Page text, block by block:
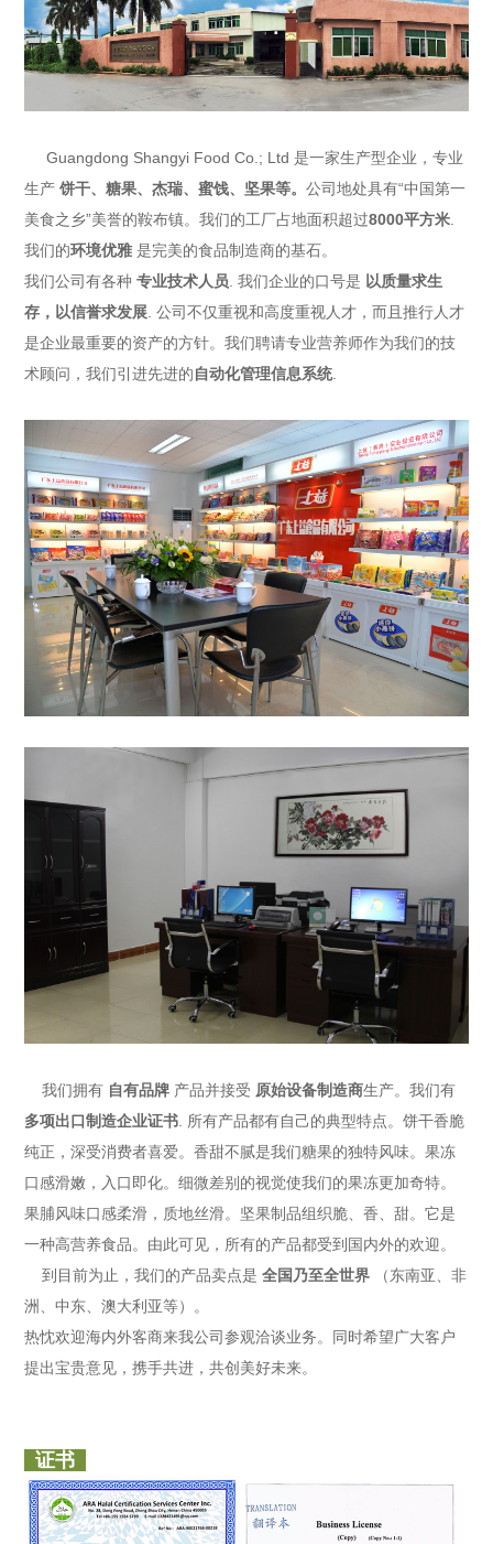
Guangdong Shangyi Food Co.; Ltd 是一家生产型企业，专业
生产饼干、糖果、杰瑞、蜜饯、坚果等。公司地处具有“中国第一
美食之乡”美誉的鞍布镇。我们的工厂占地面积超过8000平方米
我们的环境优雅 是完美的食品制造商的基石。
我们公司有各种 专业技术人员 . 我们企业的口号是 以质量求生
存，以信誉求发展 . 公司不仅重视和高度重视人才，而且推行人才
是企业最重要的资产的方针。我们聘请专业营养师作为我们的技
术顾问，我们引进先进的自动化管理信息系统.
我们拥有 自有品牌 产品并接受 原始设备制造商生产。我们有
多项出口制造企业证书 . 所有产品都有自己的典型特点。饼干香脆
纯正，深受消费者喜爱。香甜不腻是我们糖果的独特风味。果冻
口感滑嫩，入口即化。细微差别的视觉使我们的果冻更加奇特。
果脯风味口感柔滑，质地丝滑。坚果制品组织脆、香、甜。它是
一种高营养食品。由此可见，所有的产品都受到国内外的欢迎。
到目前为止，我们的产品卖点是全国乃至全世界
（东南亚、非
洲、中东、澳大利亚等）。
热忱欢迎海内外客商来我公司参观洽谈业务。同时希望广大客户
提出宝贵意见，携手共进，共创美好未来。
证书